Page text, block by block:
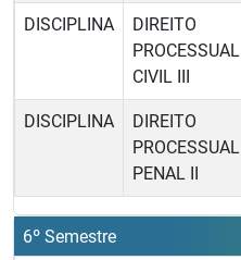
DISCIPLINA
DIREITO
PROCESSUAL
CIVIL III
DISCIPLINA
DIREITO
PROCESSUAL
PENAL II
6º Semestre